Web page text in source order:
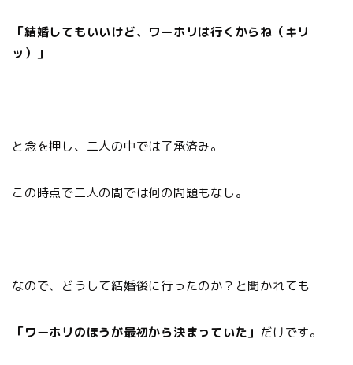
「結婚してもいいけど、ワーホリは行くからね（キリ
ッ）」
と念を押し、二人の中では了承済み。
この時点で二人の間では何の問題もなし。
なので、どうして結婚後に行ったのか？と聞かれても
「ワーホリのほうが最初から決まっていた」 だけです。